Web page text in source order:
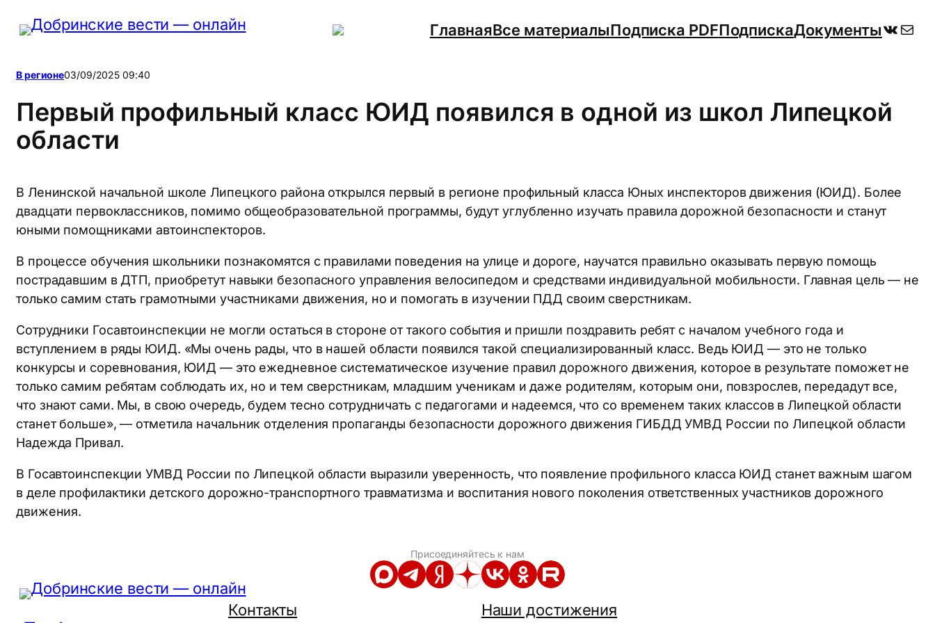
Перейти
ГлавнаяВсе материалыПодписка PDFПодпискаДокументы
В регионе03/09/2025 09:40
Первый профильный класс ЮИД появился в одной из школ Липецкой
области
В Ленинской начальной школе Липецкого района открылся первый в регионе профильный класса Юных инспекторов движения (ЮИД). Более
двадцати первоклассников, помимо общеобразовательной программы, будут углубленно изучать правила дорожной безопасности и станут
юными помощниками автоинспекторов.
В процессе обучения школьники познакомятся с правилами поведения на улице и дороге, научатся правильно оказывать первую помощь
пострадавшим в ДТП, приобретут навыки безопасного управления велосипедом и средствами индивидуальной мобильности. Главная цель — не
только самим стать грамотными участниками движения, но и помогать в изучении ПДД своим сверстникам.
Сотрудники Госавтоинспекции не могли остаться в стороне от такого события и пришли поздравить ребят с началом учебного года и
вступлением в ряды ЮИД. «Мы очень рады, что в нашей области появился такой специализированный класс. Ведь ЮИД — это не только
конкурсы и соревнования, ЮИД — это ежедневное систематическое изучение правил дорожного движения, которое в результате поможет не
только самим ребятам соблюдать их, но и тем сверстникам, младшим ученикам и даже родителям, которым они, повзрослев, передадут все,
что знают сами. Мы, в свою очередь, будем тесно сотрудничать с педагогами и надеемся, что со временем таких классов в Липецкой области
станет больше», — отметила начальник отделения пропаганды безопасности дорожного движения ГИБДД УМВД России по Липецкой области
Надежда Привал.
В Госавтоинспекции УМВД России по Липецкой области выразили уверенность, что появление профильного класса ЮИД станет важным шагом
в деле профилактики детского дорожно-транспортного травматизма и воспитания нового поколения ответственных участников дорожного
движения.
Присоединяйтесь к нам
Контакты
Наши достижения